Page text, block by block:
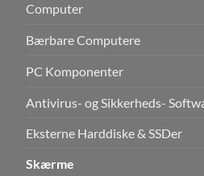
Computer
Bærbare Computere
PC Komponenter
Antivirus- og Sikkerheds-
Eksterne Harddiske & SSDer
Skærme